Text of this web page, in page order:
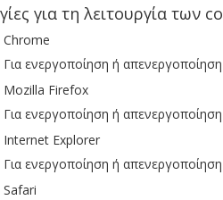
για τη λειτουργία των
Chrome
Για ενεργοποίηση ή
Mozilla Firefox
Για ενεργοποίηση ή
Internet Explorer
Για ενεργοποίηση ή
Safari